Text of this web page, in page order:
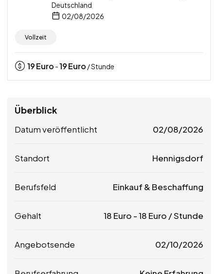
Deutschland
02/08/2026
Vollzeit
19Euro -19Euro / Stunde
Überblick
Datum veröffentlicht 02/08/2026
Standort Hennigsdorf
Berufsfeld Einkauf & Beschaffung
Gehalt 18 Euro -18 Euro / Stunde
Angebotsende 02/10/2026